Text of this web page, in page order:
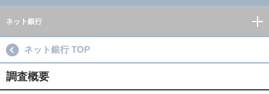
ネット銀行
ネット銀行 TOP
調査概要